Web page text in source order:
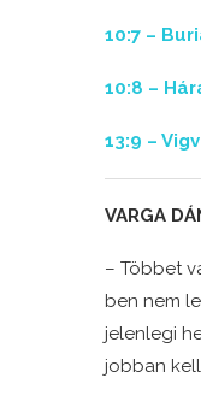
10:7 –
10:8 –
13:9 –
VARGA
– Többet
ben nem
jelenlegi
jobban